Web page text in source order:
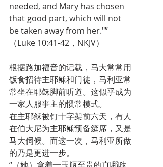
needed, and Mary has chosen
that good part, which will not
be taken away from her."”
（Luke 10:41-42，NKJV）
根据路加福音的记载，马大常常用
饭食招待主耶稣和门徒，马利亚常
常坐在耶稣脚前听道。这似乎成为
一家人服事主的惯常模式。
在主耶稣被钉十字架前六天，有人
在伯大尼为主耶稣预备筵席，又是
马大伺候。而这一次，马利亚所做
的乃是更进一步。